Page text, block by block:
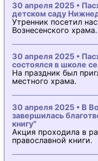
30 апреля 2025 •
детском саду
Утренник посетил
Вознесенского храма.
30 апреля 2025 •
состоялся в школе
На праздник был
местного храма.
30 апреля 2025 • В
завершилась
книгу"
Акция проходила в
православной книги.